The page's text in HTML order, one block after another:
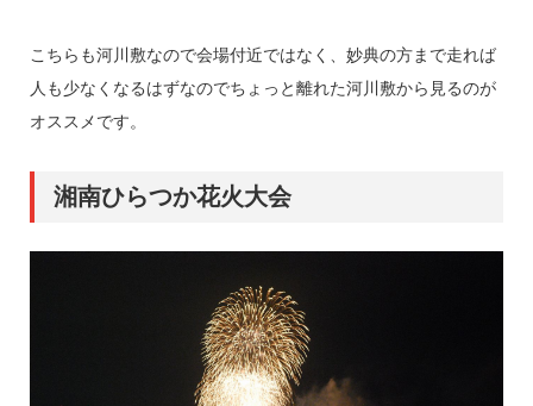
こちらも河川敷なので会場付近ではなく、妙典の方まで走れば
人も少なくなるはずなのでちょっと離れた河川敷から見るのが
オススメです。
湘南ひらつか花火大会